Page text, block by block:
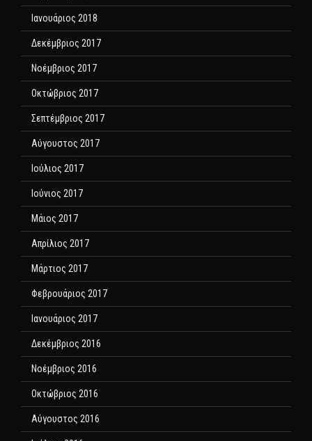
Ιανουάριος 2018
Δεκέμβριος 2017
Νοέμβριος 2017
Οκτώβριος 2017
Σεπτέμβριος 2017
Αύγουστος 2017
Ιούλιος 2017
Ιούνιος 2017
Μάιος 2017
Απρίλιος 2017
Μάρτιος 2017
Φεβρουάριος 2017
Ιανουάριος 2017
Δεκέμβριος 2016
Νοέμβριος 2016
Οκτώβριος 2016
Αύγουστος 2016